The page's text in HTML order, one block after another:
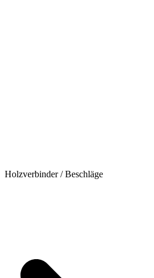
Holzverbinder / Beschläge